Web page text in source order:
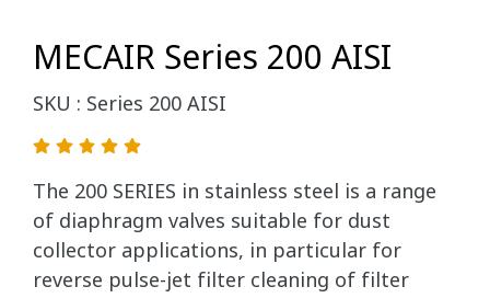
MECAIR Series 200 AISI
SKU : Series 200 AISI
The 200 SERIES in stainless steel is a range
of diaphragm valves suitable for dust
collector applications, in particular for
reverse pulse-jet filter cleaning of filter